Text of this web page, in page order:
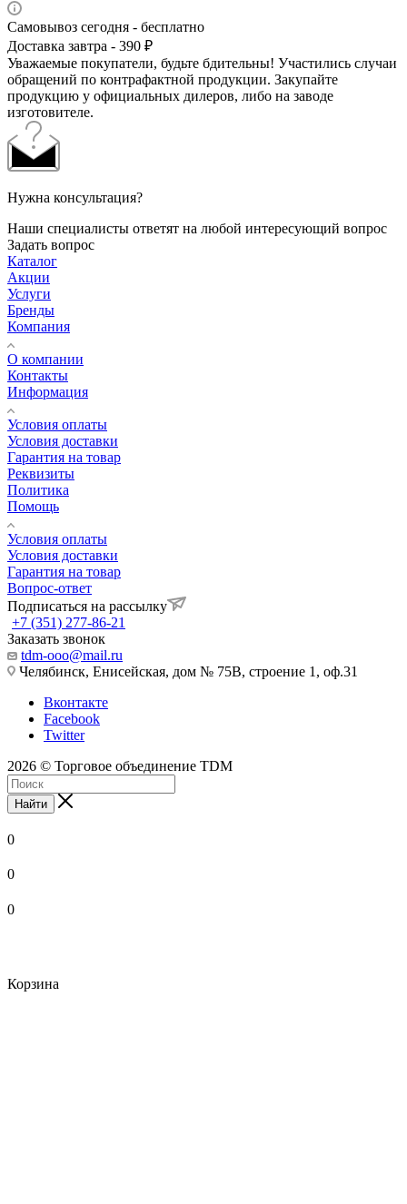
Самовывоз сегодня - бесплатно
Доставка завтра - 390 ₽
Уважаемые покупатели, будьте бдительны! Участились случаи
обращений по контрафактной продукции. Закупайте
продукцию у официальных дилеров, либо на заводе
изготовителе.
Нужна консультация?
Наши специалисты ответят на любой интересующий вопрос
Задать вопрос
Каталог
Акции
Услуги
Бренды
Компания
О компании
Контакты
Информация
Условия оплаты
Условия доставки
Гарантия на товар
Реквизиты
Политика
Помощь
Условия оплаты
Условия доставки
Гарантия на товар
Вопрос-ответ
Подписаться на рассылку
+7 (351) 277-86-21
Заказать звонок
tdm-ooo@mail.ru
Челябинск, Енисейская, дом № 75В, строение 1, оф.31
Вконтакте
Facebook
Twitter
2026 © Торговое объединение TDM
Найти
0
0
0
Корзина